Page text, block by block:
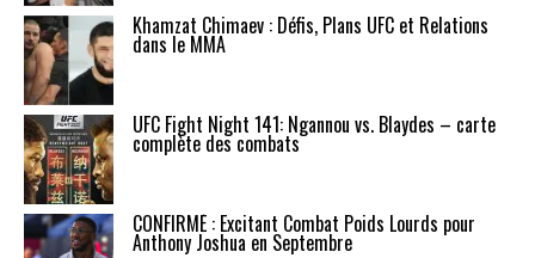
Khamzat Chimaev : Défis, Plans UFC et Relations
dans le MMA
UFC Fight Night 141: Ngannou vs. Blaydes – carte
complète des combats
CONFIRMÉ : Excitant Combat Poids Lourds pour
Anthony Joshua en Septembre